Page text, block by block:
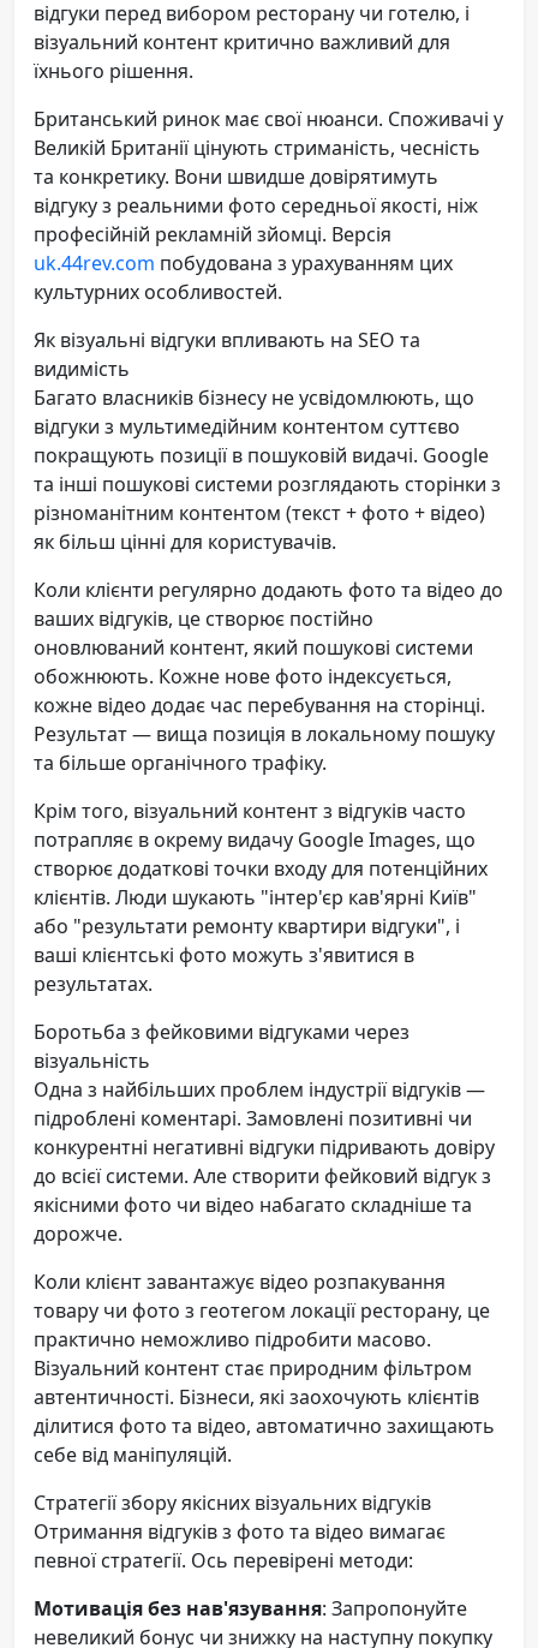
відгуки перед вибором ресторану чи готелю, і
візуальний контент критично важливий для
їхнього рішення.
Британський ринок має свої нюанси. Споживачі у
Великій Британії цінують стриманість, чесність
та конкретику. Вони швидше довірятимуть
відгуку з реальними фото середньої якості, ніж
професійній рекламній зйомці. Версія
uk.44rev.com побудована з урахуванням цих
культурних особливостей.
Як візуальні відгуки впливають на SEO та
видимість
Багато власників бізнесу не усвідомлюють, що
відгуки з мультимедійним контентом суттєво
покращують позиції в пошуковій видачі. Google
та інші пошукові системи розглядають сторінки з
різноманітним контентом (текст + фото + відео)
як більш цінні для користувачів.
Коли клієнти регулярно додають фото та відео до
ваших відгуків, це створює постійно
оновлюваний контент, який пошукові системи
обожнюють. Кожне нове фото індексується,
кожне відео додає час перебування на сторінці.
Результат — вища позиція в локальному пошуку
та більше органічного трафіку.
Крім того, візуальний контент з відгуків часто
потрапляє в окрему видачу Google Images, що
створює додаткові точки входу для потенційних
клієнтів. Люди шукають "інтер'єр кав'ярні Київ"
або "результати ремонту квартири відгуки", і
ваші клієнтські фото можуть з'явитися в
результатах.
Боротьба з фейковими відгуками через
візуальність
Одна з найбільших проблем індустрії відгуків —
підроблені коментарі. Замовлені позитивні чи
конкурентні негативні відгуки підривають довіру
до всієї системи. Але створити фейковий відгук з
якісними фото чи відео набагато складніше та
дорожче.
Коли клієнт завантажує відео розпакування
товару чи фото з геотегом локації ресторану, це
практично неможливо підробити масово.
Візуальний контент стає природним фільтром
автентичності. Бізнеси, які заохочують клієнтів
ділитися фото та відео, автоматично захищають
себе від маніпуляцій.
Стратегії збору якісних візуальних відгуків
Отримання відгуків з фото та відео вимагає
певної стратегії. Ось перевірені методи:
Мотивація без нав'язування: Запропонуйте
невеликий бонус чи знижку на наступну покупку